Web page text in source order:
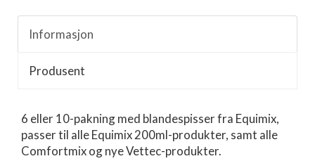
Informasjon
Produsent
6 eller 10-pakning med blandespisser fra Equimix,
passer til alle Equimix 200ml-produkter, samt alle
Comfortmix og nye Vettec-produkter.